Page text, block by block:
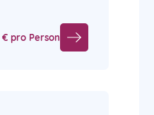
€ pro Person